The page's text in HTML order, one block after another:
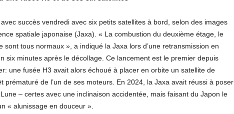
succès vendredi avec six petits satellites à bord, selon des images
spatiale japonaise (Jaxa). « La combustion du deuxième étage, le
tous normaux », a indiqué la Jaxa lors d’une retransmission en
six minutes après le décollage. Ce lancement est le premier depuis
une fusée H3 avait alors échoué à placer en orbite un satellite de
prématuré de l’un de ses moteurs. En 2024, la Jaxa avait réussi à poser
– certes avec une inclinaison accidentée, mais faisant du Japon le
« alunissage en douceur ».